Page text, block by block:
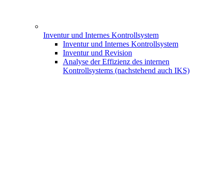
Inventur und Internes Kontrollsystem
Inventur und Internes Kontrollsystem
Inventur und Revision
Analyse der Effizienz des internen
Kontrollsystems (nachstehend auch IKS)